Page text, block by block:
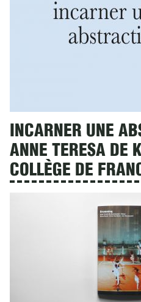
INCARNER UNE
ANNE TERESA DE
COLLÈGE DE